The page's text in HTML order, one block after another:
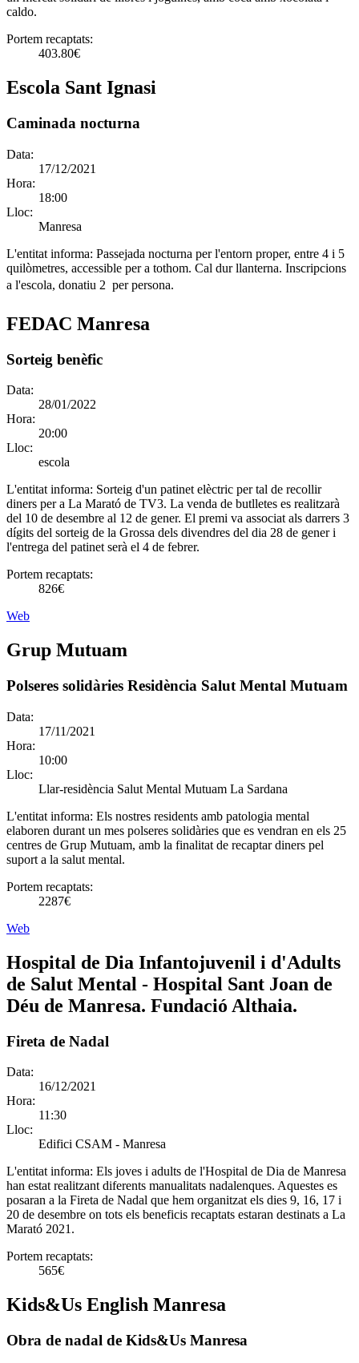
caldo.
Portem recaptats:
403.80€
Escola Sant Ignasi
Caminada nocturna
Data:
17/12/2021
Hora:
18:00
Lloc:
Manresa
L'entitat informa: Passejada nocturna per l'entorn proper, entre 4 i 5
quilòmetres, accessible per a tothom. Cal dur llanterna. Inscripcions
a l'escola, donatiu 2  per persona.
FEDAC Manresa
Sorteig benèfic
Data:
28/01/2022
Hora:
20:00
Lloc:
escola
L'entitat informa: Sorteig d'un patinet elèctric per tal de recollir
diners per a La Marató de TV3. La venda de butlletes es realitzarà
del 10 de desembre al 12 de gener. El premi va associat als darrers 3
dígits del sorteig de la Grossa dels divendres del dia 28 de gener i
l'entrega del patinet serà el 4 de febrer.
Portem recaptats:
826€
Web
Grup Mutuam
Polseres solidàries Residència Salut Mental Mutuam
Data:
17/11/2021
Hora:
10:00
Lloc:
Llar-residència Salut Mental Mutuam La Sardana
L'entitat informa: Els nostres residents amb patologia mental
elaboren durant un mes polseres solidàries que es vendran en els 25
centres de Grup Mutuam, amb la finalitat de recaptar diners pel
suport a la salut mental.
Portem recaptats:
2287€
Web
Hospital de Dia Infantojuvenil i d'Adults
de Salut Mental - Hospital Sant Joan de
Déu de Manresa. Fundació Althaia.
Fireta de Nadal
Data:
16/12/2021
Hora:
11:30
Lloc:
Edifici CSAM - Manresa
L'entitat informa: Els joves i adults de l'Hospital de Dia de Manresa
han estat realitzant diferents manualitats nadalenques. Aquestes es
posaran a la Fireta de Nadal que hem organitzat els dies 9, 16, 17 i
20 de desembre on tots els beneficis recaptats estaran destinats a La
Marató 2021.
Portem recaptats:
565€
Kids&Us English Manresa
Obra de nadal de Kids&Us Manresa